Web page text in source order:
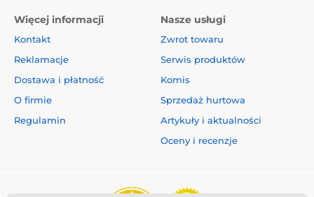
Więcej informacji
Kontakt
Reklamacje
Dostawa i płatność
O firmie
Regulamin
Nasze usługi
Zwrot towaru
Serwis produktów
Komis
Sprzedaż hurtowa
Artykuły i aktualności
Oceny i recenzje